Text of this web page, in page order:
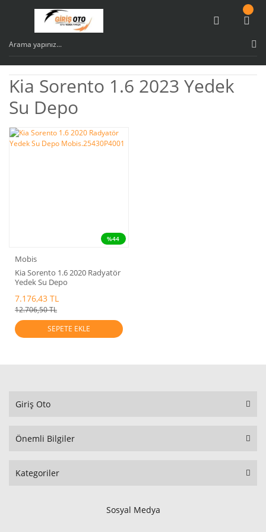
Kia Sorento 1.6 2023 Yedek
Su Depo
%44
Mobis
Kia Sorento 1.6 2020 Radyatör
Yedek Su Depo
7.176,43 TL
12.706,50 TL
SEPETE EKLE
Giriş Oto
Önemli Bilgiler
Kategoriler
Sosyal Medya